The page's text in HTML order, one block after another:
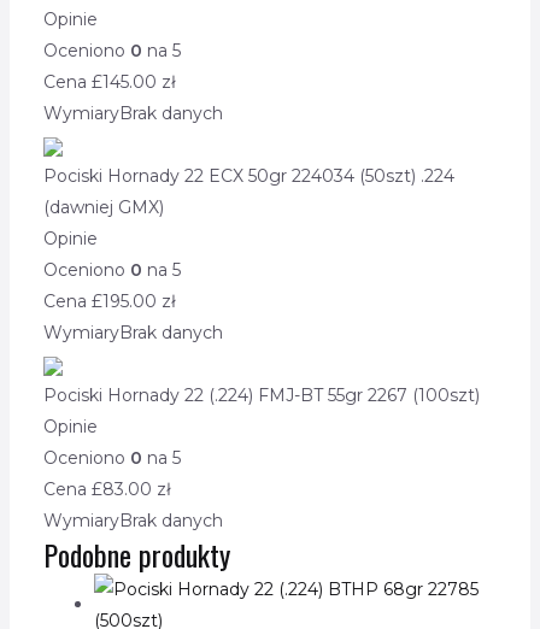
Opinie
Oceniono 0 na 5
Cena £145.00 zł
WymiaryBrak danych
Pociski Hornady 22 ECX 50gr 224034 (50szt) .224
(dawniej GMX)
Opinie
Oceniono 0 na 5
Cena £195.00 zł
WymiaryBrak danych
Pociski Hornady 22 (.224) FMJ-BT 55gr 2267 (100szt)
Opinie
Oceniono 0 na 5
Cena £83.00 zł
WymiaryBrak danych
Podobne produkty